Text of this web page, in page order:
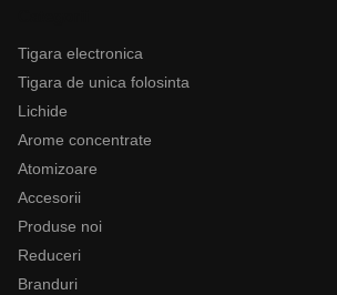
Tigara electronica
Tigara de unica folosinta
Lichide
Arome concentrate
Atomizoare
Accesorii
Produse noi
Reduceri
Branduri